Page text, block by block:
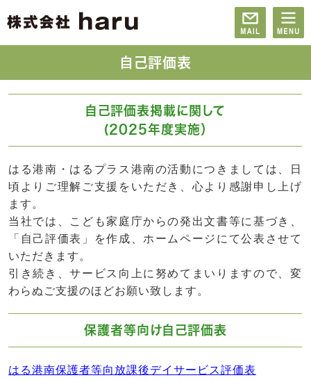
自己評価表
自己評価表掲載に関して
(2025年度実施）
はる港南・はるプラス港南の活動につきましては、日
頃よりご理解ご支援をいただき、心より感謝申し上げ
ます。
当社では、こども家庭庁からの発出文書等に基づき、
「自己評価表」を作成、ホームページにて公表させて
いただきます。
引き続き、サービス向上に努めてまいりますので、変
わらぬご支援のほどお願い致します。
保護者等向け自己評価表
はる港南保護者等向放課後デイサービス評価表